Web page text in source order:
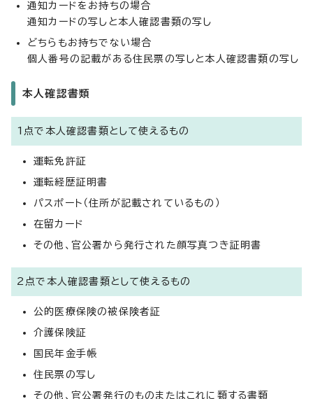
通知カードをお持ちの場合
通知カードの写しと本人確認書類の写し
どちらもお持ちでない場合
個人番号の記載がある住民票の写しと本人確認書類の写し
本人確認書類
1点で本人確認書類として使えるもの
運転免許証
運転経歴証明書
パスポート（住所が記載されているもの）
在留カード
その他、官公署から発行された顔写真つき証明書
2点で本人確認書類として使えるもの
公的医療保険の被保険者証
介護保険証
国民年金手帳
住民票の写し
その他、官公署発行のものまたはこれに類する書類